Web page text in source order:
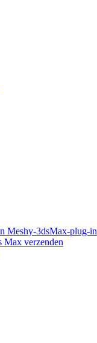
Meshy-3dsMax-plug-in
Max verzenden